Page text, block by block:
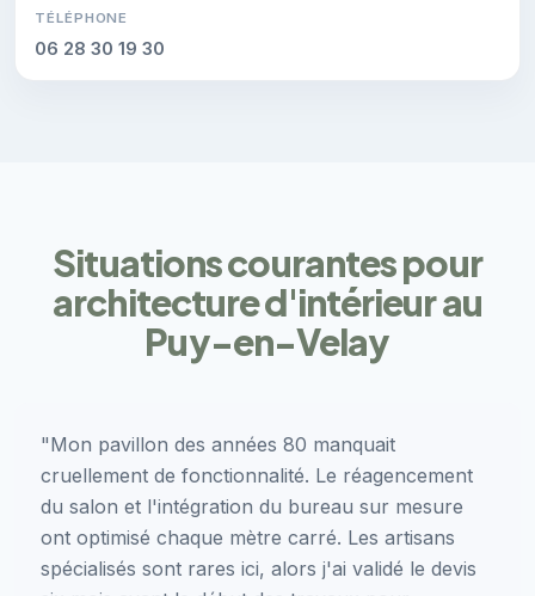
TÉLÉPHONE
06 28 30 19 30
Situations courantes pour
architecture d'intérieur au
Puy-en-Velay
"Mon pavillon des années 80 manquait
cruellement de fonctionnalité. Le réagencement
du salon et l'intégration du bureau sur mesure
ont optimisé chaque mètre carré. Les artisans
spécialisés sont rares ici, alors j'ai validé le devis